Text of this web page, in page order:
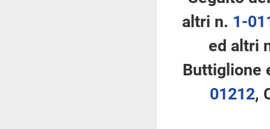
altri n. 1-
ed altri
Buttiglione
01212,